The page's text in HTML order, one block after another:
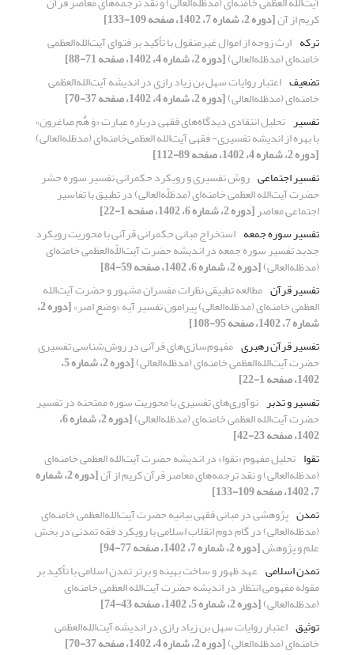
کریم از آن[دوره 2، شماره 7، 1402، صفحه 109-133]
ترکه ارث زوجه از اموال غیرمنقول با تأکید بر فتوای آیت‌الله‌العظمی
خامنه‌ای (مدظله‌العالی)[دوره 2، شماره 4، 1402، صفحه 71-88]
تضعیف اعتبار روایات سهل بن زیاد رازی در اندیشه‌ آیت‌الله‌العظمی
خامنه‌ای (مدظله‌العالی)[دوره 2، شماره 4، 1402، صفحه 37-70]
تفسیر تحلیل انتقادی دیدگاه‌های فقهی درباره عبارت «وَ هٌم صاغِرون»
با بهره از اندیشه تفسیری- فقهی‌ آیت‌الله العظمی‌خامنه‌ای (مدظله‌العالی)
[دوره 2، شماره 4، 1402، صفحه 89-112]
تفسیر اجتماعی روش تفسیری و رویکرد حکمرانی تفسیر سوره حشر
حضرت آیت‌الله‌ العظمی خامنه‌ای (مدظلّه‌العالی) در تطبیق با تفاسیر
اجتماعی معاصر[دوره 2، شماره 6، 1402، صفحه 1-22]
تفسیر سوره جمعه استخراج مبانی حکمرانی قرآنی با محوریت رویکرد
جدید تفسیر سوره جمعه در اندیشه حضرت آیت‌اللّه‌العظمی خامنه‌ای
(مدظله‌العالی)[دوره 2، شماره 6، 1402، صفحه 59-84]
تفسیر قرآن مطالعه تطبیقی نظرات مفسران مشهور و حضرت آیت‌الله
العظمی خامنه‌ای (مدظله‌العالی) پیرامون تفسیر آیه «وضع اصر» [دوره 2،
شماره 7، 1402، صفحه 95-108]
تفسیر قرآن رهبری مفهوم‌سازی‌های قرآنی در روش‌شناسی تفسیری
حضرت آیت‌الله‌العظمی خامنه‌ای (مدظله‌العالی) [دوره 2، شماره 5،
1402، صفحه 1-22]
تفسیر و تدبر نوآوری‌های تفسیری با محوریت سوره ممتحنه در تفسیر
حضرت آیت‌الله العظمی خامنه‌ای (مدظله‌العالی) [دوره 2، شماره 6،
1402، صفحه 23-42]
تقوا تحلیل مفهوم «تقوا» در اندیشه‌ حضرت آیت‌الله العظمی خامنه‌ای
(مدظله‌العالی) و نقد ترجمه‌های معاصر قرآن کریم از آن [دوره 2، شماره
7، 1402، صفحه 109-133]
تمدن پژوهشی در مبانی فقهی بیانیه حضرت آیت‌الله‌العظمی خامنه‌ای
(مدظله‌العالی) در گام دوم انقلاب اسلامی با رویکرد فقه تمدنی در‌ بخش
علم و پژوهش[دوره 2، شماره 7، 1402، صفحه 77-94]
تمدن اسلامی عهد ظهور و ساخت بهینه و برتر تمدن اسلامی با تأکید بر
مقوله مفهومی انتظار در اندیشه حضرت آیت‌الله العظمی خامنه‌ای
(مدظله‌العالی)[دوره 2، شماره 5، 1402، صفحه 43-74]
توثیق اعتبار روایات سهل بن زیاد رازی در اندیشه‌ آیت‌الله‌العظمی
خامنه‌ای (مدظله‌العالی)[دوره 2، شماره 4، 1402، صفحه 37-70]